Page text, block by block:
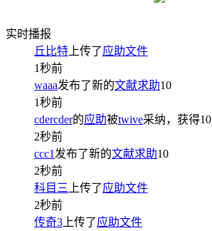
实时播报
丘比特 上传了应助文件
1秒前
waaa发布了新的文献求助10
1秒前
cdercder的应助被twive采纳，获得10
2秒前
ccc1 发布了新的文献求助10
2秒前
科目三 上传了应助文件
2秒前
传奇3 上传了应助文件